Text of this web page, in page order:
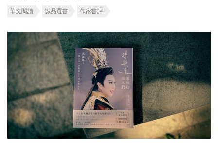
華文閱讀 誠品選書 作家書評